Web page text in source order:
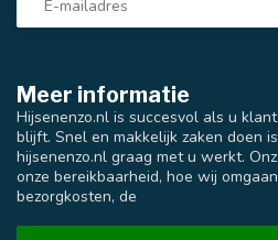
Meer informatie
Hijsenenzo.nl is succesvol als u
blijft. Snel en makkelijk zaken doen
hijsenenzo.nl graag met u werkt.
onze bereikbaarheid, hoe wij
bezorgkosten, de